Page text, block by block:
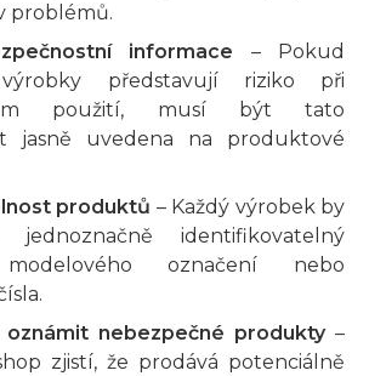
problémů.
informace – Pokud
představují riziko při
použití, musí být tato
jasně uvedena na produktové
produktů – Každý výrobek by
identifikovatelný
označení nebo
oznámit nebezpečné produkty–
zjistí, že prodává potenciálně